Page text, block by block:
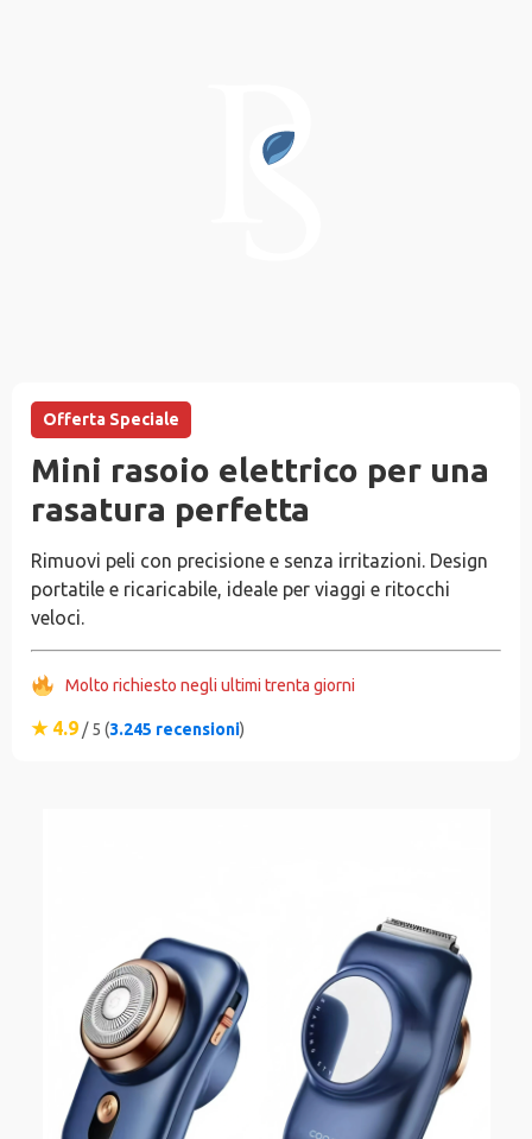
Offerta Speciale
Mini rasoio elettrico per una
rasatura perfetta
Rimuovi peli con precisione e senza irritazioni. Design
portatile e ricaricabile, ideale per viaggi e ritocchi
veloci.
Molto richiesto negli ultimi trenta giorni
★ 4.9 / 5 (3.245 recensioni)